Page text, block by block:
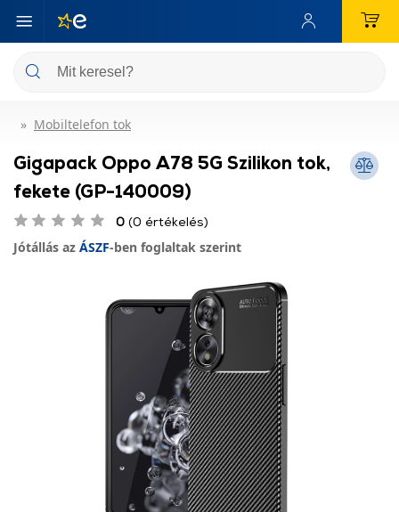
Mobiltelefon tok
Gigapack Oppo A78 5G Szilikon tok,
fekete (GP-140009)
0 (0 értékelés)
Jótállás az ÁSZF-ben foglaltak szerint